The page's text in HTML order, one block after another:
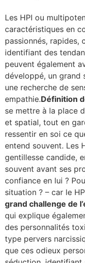
Les HPI ou
caractéristiques en
passionnés, rapides,
identifiant des
peuvent également
développé, un grand
une recherche de
empathie.Définition
se mettre à la place
et spatial, tout en
ressentir en soi ce
entend souvent. Les
gentillesse candide,
souvent avant ses
confiance en lui ?
situation ? – car le
grand challenge de
qui explique
des personnalités
type pervers
que ces odieux